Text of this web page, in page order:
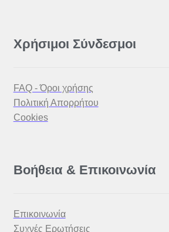
ΑΝ. ΑΠΟΣΤΟΛΗΣ
Χρήσιμοι Σύνδεσμοι
FAQ - Όροι χρήσης
Πολιτική Απορρήτου
Cookies
Βοήθεια & Επικοινωνία
Επικοινωνία
Συχνές Ερωτήσεις